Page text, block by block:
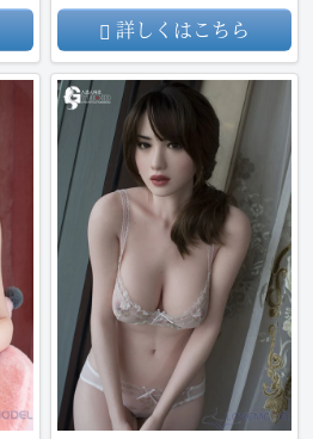
詳しくはこちら